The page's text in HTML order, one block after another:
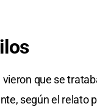
que se
según el relato